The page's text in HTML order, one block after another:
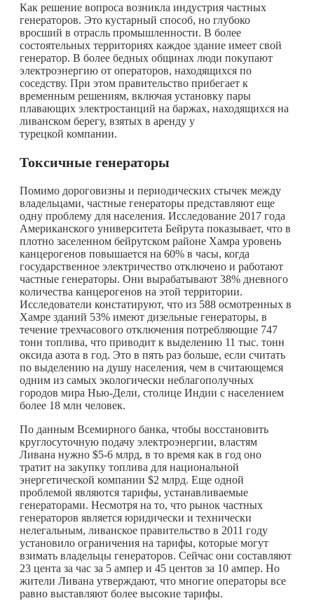
Как решение вопроса возникла индустрия частных
генераторов. Это кустарный способ, но глубоко
вросший в отрасль промышленности. В более
состоятельных территориях каждое здание имеет свой
генератор. В более бедных общинах люди покупают
электроэнергию от операторов, находящихся по
соседству. При этом правительство прибегает к
временным решениям, включая установку пары
плавающих электростанций на баржах, находящихся на
ливанском берегу, взятых в аренду у
турецкой компании.
Токсичные генераторы
Помимо дороговизны и периодических стычек между
владельцами, частные генераторы представляют еще
одну проблему для населения. Исследование 2017 года
Американского университета Бейрута показывает, что в
плотно заселенном бейрутском районе Хамра уровень
канцерогенов повышается на 60% в часы, когда
государственное электричество отключено и работают
частные генераторы. Они вырабатывают 38% дневного
количества канцерогенов на этой территории.
Исследователи констатируют, что из 588 осмотренных в
Хамре зданий 53% имеют дизельные генераторы, в
течение трехчасового отключения потребляющие 747
тонн топлива, что приводит к выделению 11 тыс. тонн
оксида азота в год. Это в пять раз больше, если считать
по выделению на душу населения, чем в считающемся
одним из самых экологически неблагополучных
городов мира Нью-Дели, столице Индии с населением
более 18 млн человек.
По данным Всемирного банка, чтобы восстановить
круглосуточную подачу электроэнергии, властям
Ливана нужно $5-6 млрд, в то время как в год оно
тратит на закупку топлива для национальной
энергетической компании $2 млрд. Еще одной
проблемой являются тарифы, устанавливаемые
генераторами. Несмотря на то, что рынок частных
генераторов является юридически и технически
нелегальным, ливанское правительство в 2011 году
установило ограничения на тарифы, которые могут
взимать владельцы генераторов. Сейчас они составляют
23 цента за час за 5 ампер и 45 центов за 10 ампер. Но
жители Ливана утверждают, что многие операторы все
равно выставляют более высокие тарифы.